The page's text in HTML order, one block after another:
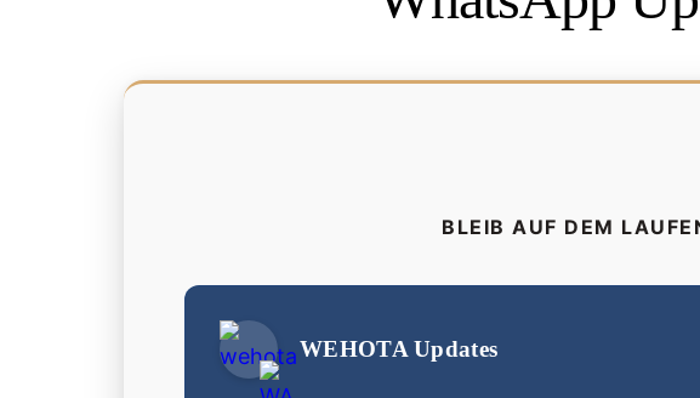
BLEIB AUF DEM
WEHOTA Updates